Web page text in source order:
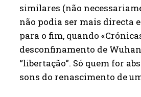
similares (não
não podia ser mais directa
para o fim, quando
desconfinamento de
“libertação”. Só quem for
sons do renascimento de